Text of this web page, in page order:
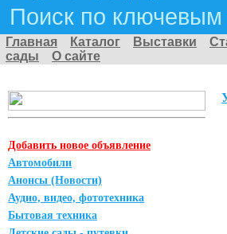
Поиск по
Главная Каталог Выставки
сады
О сайте
Добавить новое объявление
Автомобили
Анонсы (Новости)
Аудио, видео, фототехника
Бытовая техника